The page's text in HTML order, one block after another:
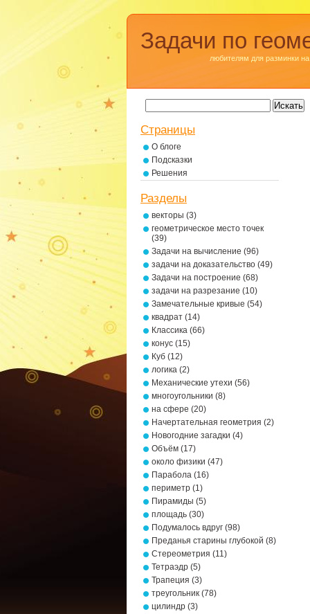
Задачи по
любителям для разминки на
Страницы
О блоге
Подсказки
Решения
Разделы
векторы (3)
геометрическое место точек
(39)
Задачи на вычисление (96)
задачи на доказательство (49)
Задачи на построение (68)
задачи на разрезание (10)
Замечательные кривые (54)
квадрат (14)
Классика (66)
конус (15)
Куб (12)
логика (2)
Механические утехи (56)
многоугольники (8)
на сфере (20)
Начертательная геометрия (2)
Новогодние загадки (4)
Объём (17)
около физики (47)
Парабола (16)
периметр (1)
Пирамиды (5)
площадь (30)
Подумалось вдруг (98)
Преданья старины глубокой (8)
Стереометрия (11)
Тетраэдр (5)
Трапеция (3)
треугольник (78)
цилиндр (3)